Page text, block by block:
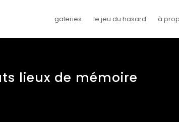
galeries le jeu du hasard à
lieux de mémoire